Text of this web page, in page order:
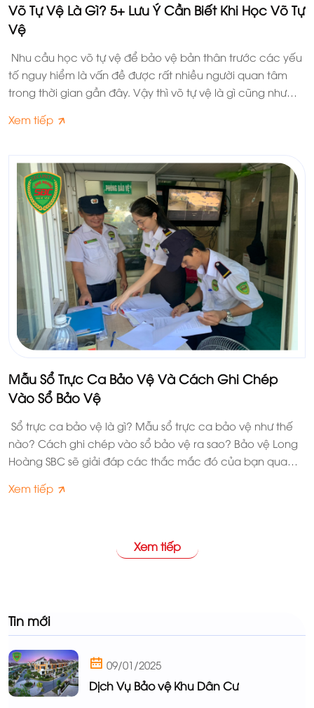
Tin mới
09/01/2025
Dịch Vụ Bảo vệ Khu Dân Cư
Võ Tự Vệ Là Gì? 5+ Lưu Ý Cần Biết Khi Học Võ Tự
Vệ
Nhu cầu học võ tự vệ để bảo vệ bản thân trước các yếu
tố nguy hiểm là vấn đề được rất nhiều người quan tâm
trong thời gian gần đây. Vậy thì võ tự vệ là gì cũng như
học? Hãy theo dõi bài viết sau đây của Bảo vệ Long
Xem tiếp
Mẫu Sổ Trực Ca Bảo Vệ Và Cách Ghi Chép
Vào Sổ Bảo Vệ
Sổ trực ca bảo vệ là gì? Mẫu sổ trực ca bảo vệ như thế
nào? Cách ghi chép vào sổ bảo vệ ra sao? Bảo vệ Long
Hoàng SBC sẽ giải đáp các thắc mắc đó của bạn qua
Xem tiếp
Xem tiếp